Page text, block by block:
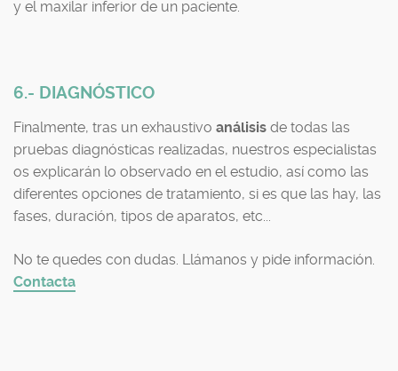
y el maxilar inferior de un paciente.
6.- DIAGNÓSTICO
Finalmente, tras un exhaustivo análisis de todas las
pruebas diagnósticas realizadas, nuestros especialistas
os explicarán lo observado en el estudio, así como las
diferentes opciones de tratamiento, si es que las hay, las
fases, duración, tipos de aparatos, etc...
No te quedes con dudas. Llámanos y pide información.
Contacta